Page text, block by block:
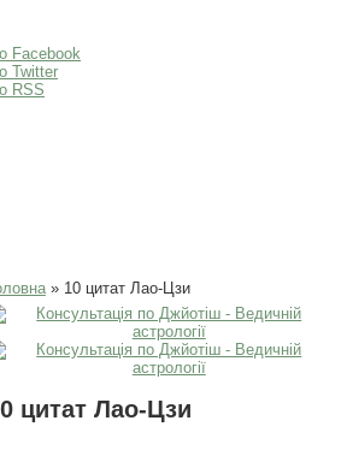
Facebook
Twitter
RSS
є тут
» 10 цитат Лао-Цзи
цитат Лао-Цзи